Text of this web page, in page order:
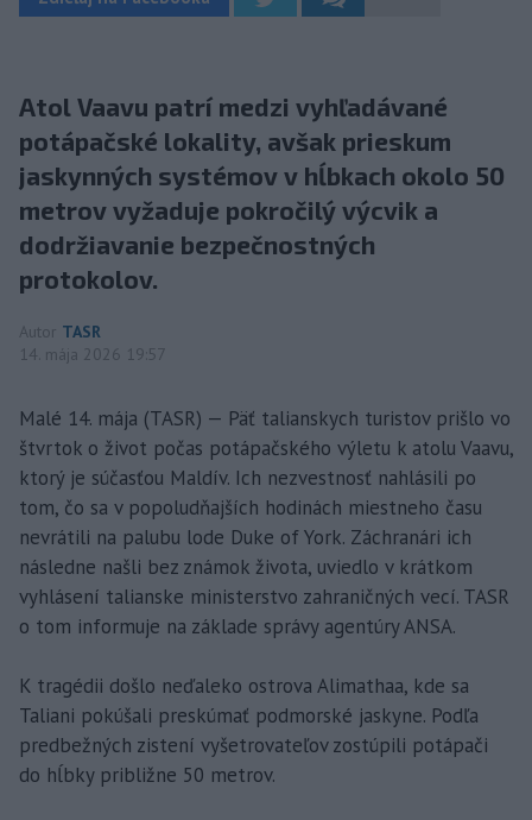
Atol Vaavu patrí medzi vyhľadávané
potápačské lokality, avšak prieskum
jaskynných systémov v hĺbkach okolo 50
metrov vyžaduje pokročilý výcvik a
dodržiavanie bezpečnostných
protokolov.
Autor TASR
14. mája 2026 19:57
Malé 14. mája (TASR) — Päť talianskych turistov prišlo vo
štvrtok o život počas potápačského výletu k atolu Vaavu,
ktorý je súčasťou Maldív. Ich nezvestnosť nahlásili po
tom, čo sa v popoludňajších hodinách miestneho času
nevrátili na palubu lode Duke of York. Záchranári ich
následne našli bez známok života, uviedlo v krátkom
vyhlásení talianske ministerstvo zahraničných vecí. TASR
o tom informuje na základe správy agentúry ANSA.
K tragédii došlo neďaleko ostrova Alimathaa, kde sa
Taliani pokúšali preskúmať podmorské jaskyne. Podľa
predbežných zistení vyšetrovateľov zostúpili potápači
do hĺbky približne 50 metrov.